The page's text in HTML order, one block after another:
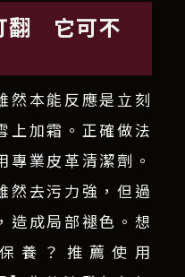
翻 它可不
然本能反應是立刻
上加霜。正確做法
專業皮革清潔劑。
然去污力強，但過
造成局部褪色。想
養？推薦使用